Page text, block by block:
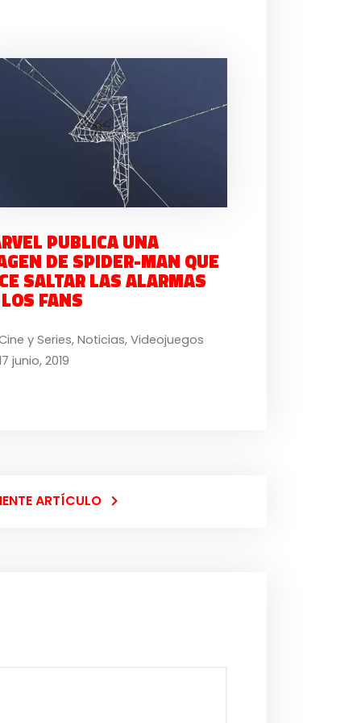
PUBLICA UNA
DE SPIDER-MAN QUE
SALTAR LAS ALARMAS
FANS
y Series,Noticias,Videojuegos
junio, 2019
ARTÍCULO